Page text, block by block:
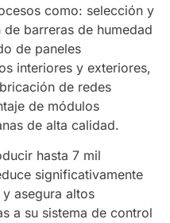
como: selección y
barreras de humedad
de paneles
interiores y exteriores,
de redes
de módulos
de alta calidad.
hasta 7 mil
significativamente
asegura altos
a su sistema de control